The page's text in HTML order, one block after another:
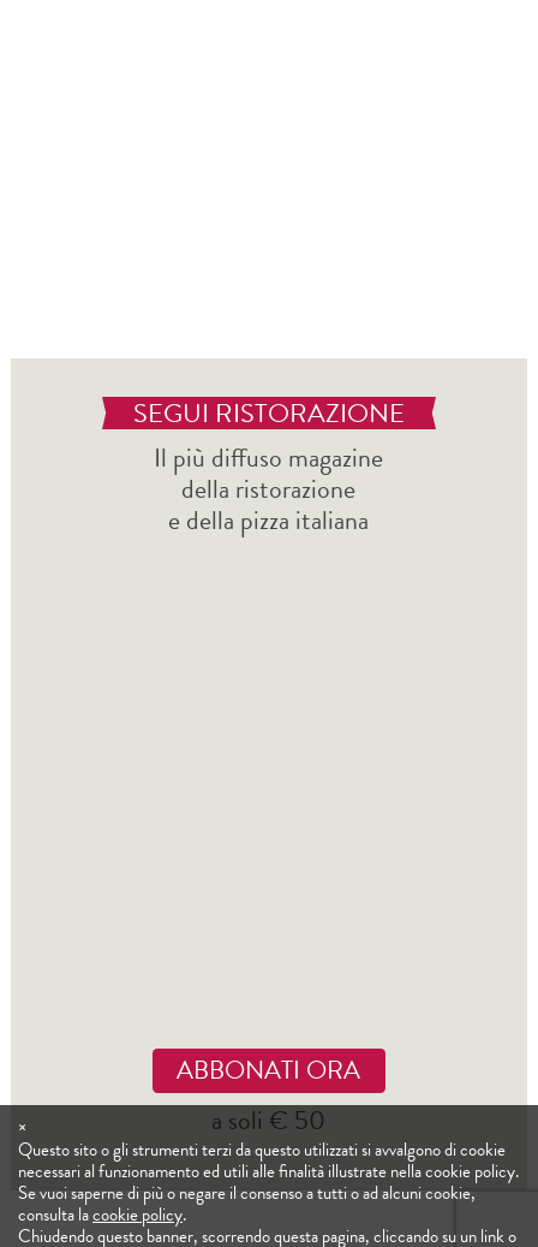
SEGUI RISTORAZIONE
Il più diffuso magazine
della ristorazione
e della pizza italiana
ABBONATI ORA
a soli € 50
×
Questo sito o gli strumenti terzi da questo utilizzati si avvalgono di cookie
necessari al funzionamento ed utili alle finalità illustrate nella cookie policy.
Se vuoi saperne di più o negare il consenso a tutti o ad alcuni cookie,
consulta lacookie policy.
Chiudendo questo banner, scorrendo questa pagina, cliccando su un link o